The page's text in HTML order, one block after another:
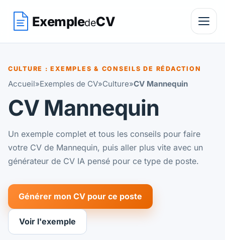
ExempledeCV
CULTURE : EXEMPLES & CONSEILS DE RÉDACTION
Accueil»Exemples de CV»Culture»CV Mannequin
CV Mannequin
Un exemple complet et tous les conseils pour faire
votre CV de Mannequin, puis aller plus vite avec un
générateur de CV IA pensé pour ce type de poste.
Générer mon CV pour ce poste
Voir l'exemple